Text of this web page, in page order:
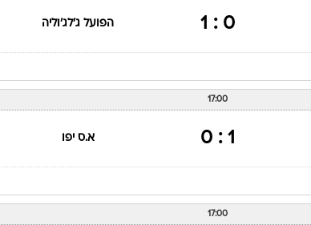
0 : 1 הפועל ג'לג'וליה
17:00
1 : 0 א.ס יפו
17:00